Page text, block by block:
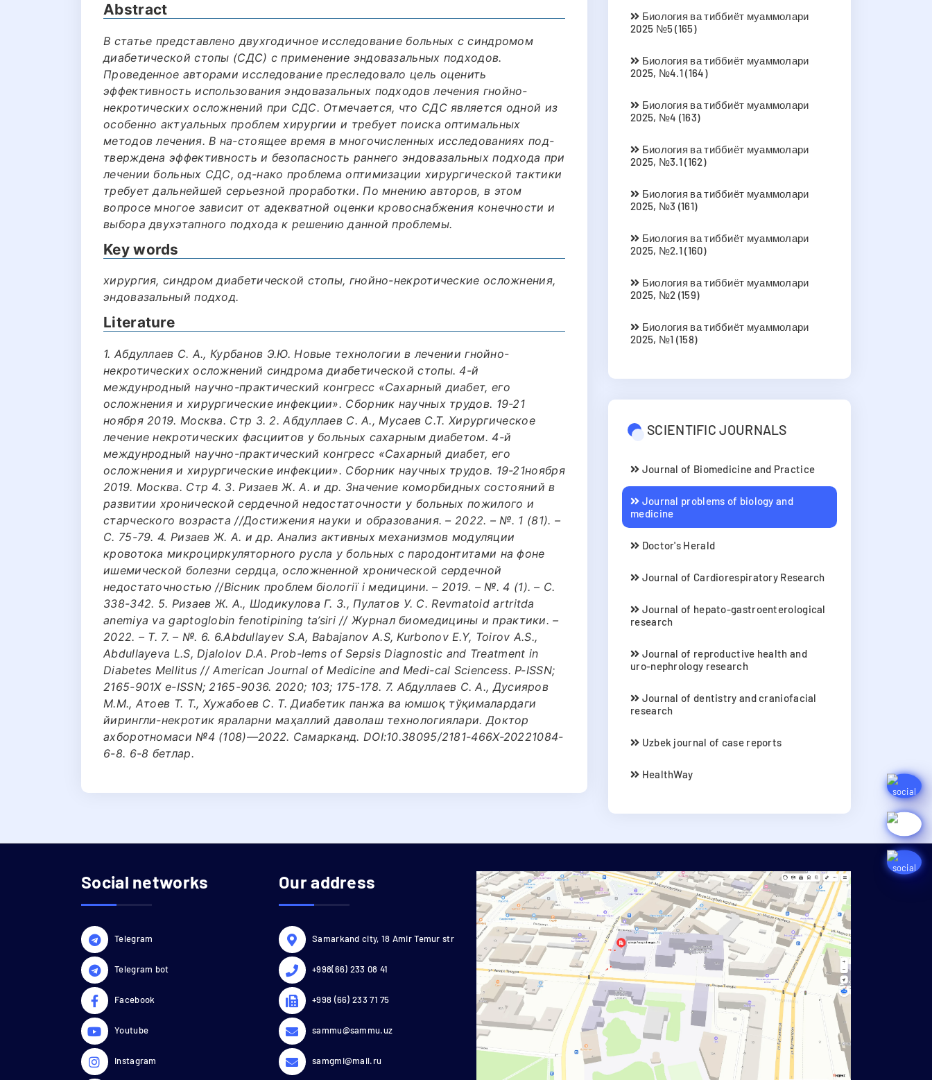
Abstract
В статье представлено двухгодичное исследование больных с синдромом
диабетической стопы (СДС) с применение эндовазальных подходов.
Проведенное авторами исследование преследовало цель оценить
эффективность использования эндовазальных подходов лечения гнойно-
некротических осложнений при СДС. Отмечается, что СДС является одной из
особенно актуальных проблем хирургии и требует поиска оптимальных
методов лечения. В на-стоящее время в многочисленных исследованиях под-
тверждена эффективность и безопасность раннего эндовазальных подхода при
лечении больных СДС, од-нако проблема оптимизации хирургической тактики
требует дальнейшей серьезной проработки. По мнению авторов, в этом
вопросе многое зависит от адекватной оценки кровоснабжения конечности и
выбора двухэтапного подхода к решению данной проблемы.
Key words
хирургия, синдром диабетической стопы, гнойно-некротические осложнения,
эндовазальный подход.
Literature
1. Абдуллаев С. А., Курбанов Э.Ю. Новые технологии в лечении гнойно-
некротических осложнений синдрома диабетической стопы. 4-й
междунродный научно-практический конгресс «Сахарный диабет, его
осложнения и хирургические инфекции». Сборник научных трудов. 19-21
ноября 2019. Москва. Стр 3. 2. Абдуллаев С. А., Мусаев С.Т. Хирургическое
лечение некротических фасциитов у больных сахарным диабетом. 4-й
междунродный научно-практический конгресс «Сахарный диабет, его
осложнения и хирургические инфекции». Сборник научных трудов. 19-21ноября
2019. Москва. Стр 4. 3. Ризаев Ж. А. и др. Значение коморбидных состояний в
развитии хронической сердечной недостаточности у больных пожилого и
старческого возраста //Достижения науки и образования. – 2022. – №. 1 (81). –
С. 75-79. 4. Ризаев Ж. А. и др. Анализ активных механизмов модуляции
кровотока микроциркуляторного русла у больных с пародонтитами на фоне
ишемической болезни сердца, осложненной хронической сердечной
недостаточностью //Вісник проблем біології і медицини. – 2019. – №. 4 (1). – С.
338-342. 5. Ризаев Ж. А., Шодикулова Г. З., Пулатов У. С. Revmatoid artritda
anemiya va gaptoglobin fenotipining ta’siri // Журнал биомедицины и практики. –
2022. – Т. 7. – №. 6. 6.Abdullayev S.A, Babajanov A.S, Kurbonov E.Y, Toirov A.S.,
Abdullayeva L.S, Djalolov D.A. Prob-lems of Sepsis Diagnostic and Treatment in
Diabetes Mellitus // American Journal of Medicine and Medi-cal Sciencess. P-ISSN;
2165-901X e-ISSN; 2165-9036. 2020; 103; 175-178. 7. Абдуллаев С. А., Дусияров
М.М., Атоев Т. Т., Хужабоев С. Т. Диабетик панжа ва юмшоқ тўқималардаги
йирингли-некротик яраларни маҳаллий даволаш технологиялари. Доктор
ахборотномаси №4 (108)—2022. Самарканд. DOI:10.38095/2181-466X-20221084-
6-8. 6-8 бетлар.
Биология ва тиббиёт муаммолари
2025 №5 (165)
Биология ва тиббиёт муаммолари
2025, №4.1 (164)
Биология ва тиббиёт муаммолари
2025, №4 (163)
Биология ва тиббиёт муаммолари
2025, №3.1 (162)
Биология ва тиббиёт муаммолари
2025, №3 (161)
Биология ва тиббиёт муаммолари
2025, №2.1 (160)
Биология ва тиббиёт муаммолари
2025, №2 (159)
Биология ва тиббиёт муаммолари
2025, №1 (158)
SCIENTIFIC JOURNALS
Journal of Biomedicine and Practice
Journal problems of biology and
medicine
Doctor's Herald
Journal of Cardiorespiratory Research
Journal of hepato-gastroenterological
research
Journal of reproductive health and
uro-nephrology research
Journal of dentistry and craniofacial
research
Uzbek journal of case reports
HealthWay
Social networks
Telegram
Telegram bot
Facebook
Youtube
Instagram
Our address
Samarkand city, 18 Amir Temur str
+998(66) 233 08 41
+998 (66) 233 71 75
sammu@sammu.uz
samgmi@mail.ru